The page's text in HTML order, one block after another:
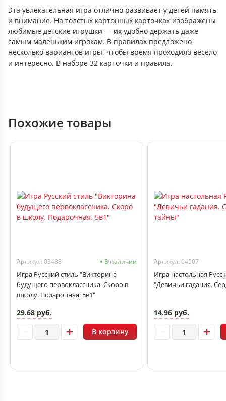
Эта увлекательная игра отлично развивает у детей память
и внимание. На толстых картонных карточках изображены
любимые детские игрушки — их удобно держать даже
самым маленьким игрокам. В правилах предложено
несколько вариантов игры, чтобы время проходило весело
и интересно. В наборе 32 карточки и правила.
Похожие товары
Артикул: 03488 В наличии
Игра Русский стиль "Викторина
будущего первоклассника. Скоро в
школу. Подарочная. 5в1"
29.68 руб.
В корзину
Артикул: 04507
Игра настольная
"Девичьи гадания.
14.96 руб.